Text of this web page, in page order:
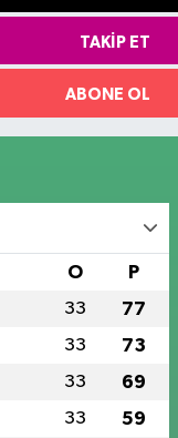
TAKIP ET
ABONE OL
O P
33 77
33 73
33 69
33 59